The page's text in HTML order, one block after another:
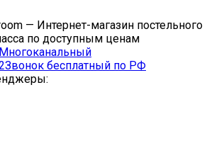
— Интернет-магазин постельного
по доступным ценам
Многоканальный
Звонок бесплатный по РФ